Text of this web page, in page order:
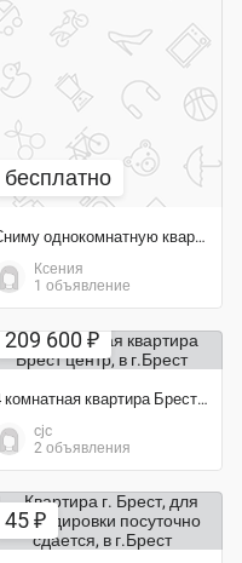
бесплатно
Сниму однокомнатную квартиру, или комнату недорого
Ксения
1 объявление
209 600 ₽
4 комнатная квартира Брест центр
cjc
2 объявления
45 ₽